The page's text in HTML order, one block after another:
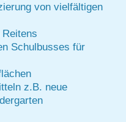
von vielfältigen
Schulbusses für
z.B. neue